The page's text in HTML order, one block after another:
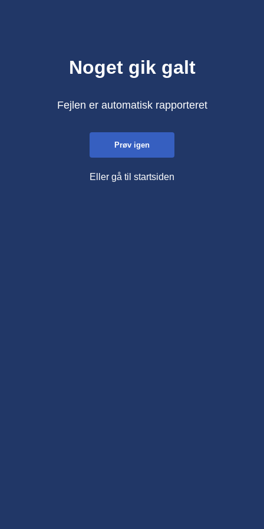
Noget gik galt
Fejlen er automatisk rapporteret
Prøv igen
Eller gå til startsiden